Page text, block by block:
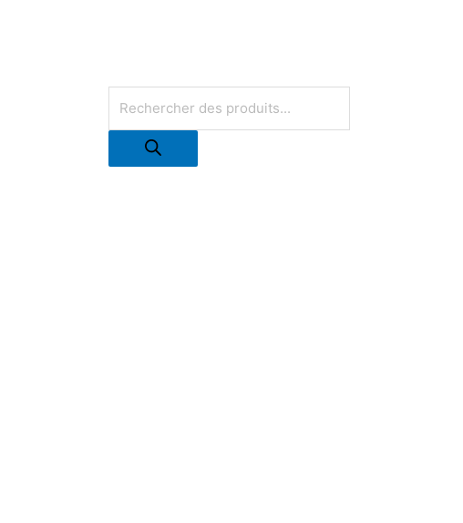
de
produits